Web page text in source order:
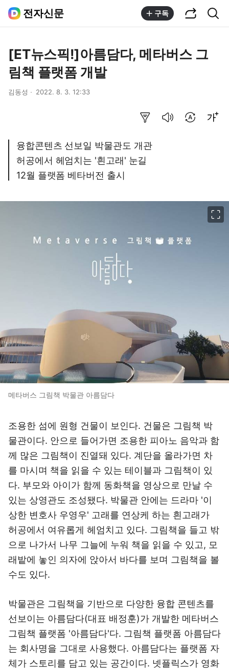
전자신문 구독
[ET뉴스픽!]아름담다, 메타버스 그
림책 플랫폼 개발
김동성 2022. 8. 3. 12:33
융합콘텐츠 선보일 박물관도 개관
허공에서 헤엄치는 '흰고래' 눈길
12월 플랫폼 베타버전 출시
메타버스 그림책 박물관 아름담다
조용한 섬에 원형 건물이 보인다. 건물은 그림책 박
물관이다. 안으로 들어가면 조용한 피아노 음악과 함
께 많은 그림책이 진열돼 있다. 계단을 올라가면 차
를 마시며 책을 읽을 수 있는 테이블과 그림책이 있
다. 부모와 아이가 함께 동화책을 영상으로 만날 수
있는 상영관도 조성됐다. 박물관 안에는 드라마 '이
상한 변호사 우영우' 고래를 연상케 하는 흰고래가
허공에서 여유롭게 헤엄치고 있다. 그림책을 들고 밖
으로 나가서 나무 그늘에 누워 책을 읽을 수 있고, 모
래밭에 놓인 의자에 앉아서 바다를 보며 그림책을 볼
수도 있다.
박물관은 그림책을 기반으로 다양한 융합 콘텐츠를
선보이는 아름담다(대표 배정훈)가 개발한 메타버스
그림책 플랫폼 '아름담다'다. 그림책 플랫폼 아름담다
는 회사명을 그대로 사용했다. 아름담다는 플랫폼 자
체가 스토리를 담고 있는 공간이다. 넷플릭스가 영화